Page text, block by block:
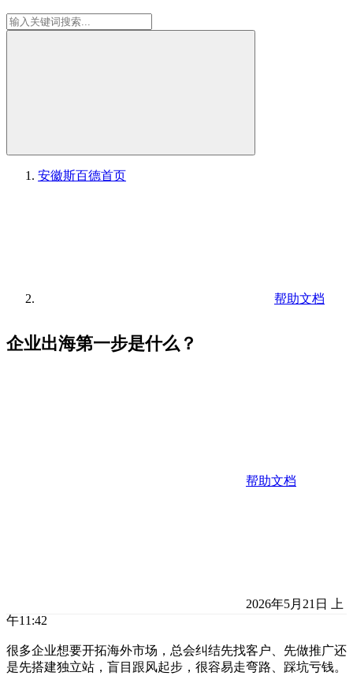
安徽斯百德首页
帮助文档
企业出海第一步是什么？
帮助文档
2026年5月21日 上
午11:42
很多企业想要开拓海外市场，总会纠结先找客户、先做推广还
是先搭建独立站，盲目跟风起步，很容易走弯路、踩坑亏钱。